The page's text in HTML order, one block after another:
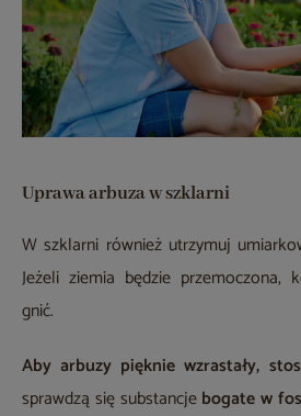
Uprawa arbuza w szklarni
W szklarni również utrzymuj
Jeżeli ziemia będzie przemoczona,
gnić.
Aby arbuzy pięknie wzrastały,
sprawdzą się substancjebogate w